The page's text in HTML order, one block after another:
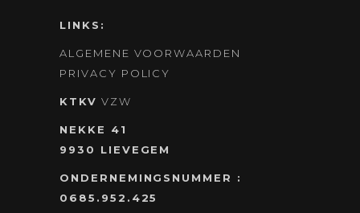
LINKS:
ALGEMENE VOORWAARDEN
PRIVACY POLICY
KTKV VZW
NEKKE 41
9930 LIEVEGEM
ONDERNEMINGSNUMMER :
0685.952.425